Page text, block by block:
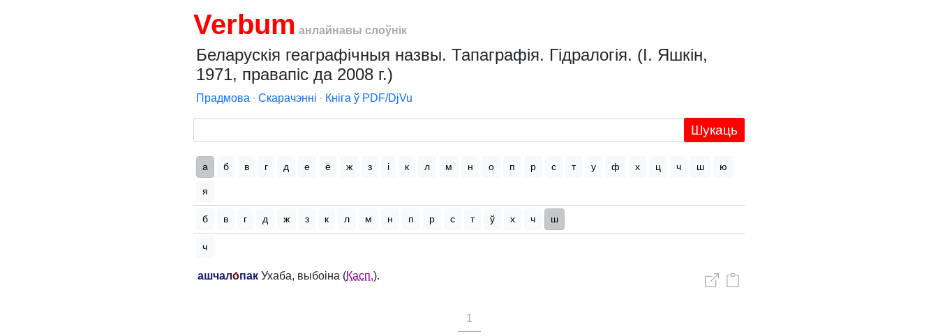
Verbum анлайнавы слоўнік
Беларускія геаграфічныя назвы. Тапаграфія. Гідралогія. (І. Яшкін,
1971, правапіс да 2008 г.)
Прадмова ∙ Скарачэнні ∙ Кніга ў PDF/DjVu
Шукаць
а б в г д е ё ж з і к л м н о п р с т у ф х ц ч ш ю
я
б в г д ж з к л м н п р с т ў х ч ш
ч
ашчало́пак Ухаба, выбоіна (Касп.).
1